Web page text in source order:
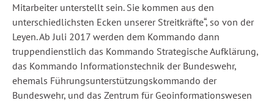
Mitarbeiter unterstellt sein. Sie kommen aus den
unterschiedlichsten Ecken unserer Streitkräfte“, so von der
Leyen. Ab Juli 2017 werden dem Kommando dann
truppendienstlich das Kommando Strategische Aufklärung,
das Kommando Informationstechnik der Bundeswehr,
ehemals Führungsunterstützungskommando der
Bundeswehr, und das Zentrum für Geoinformationswesen